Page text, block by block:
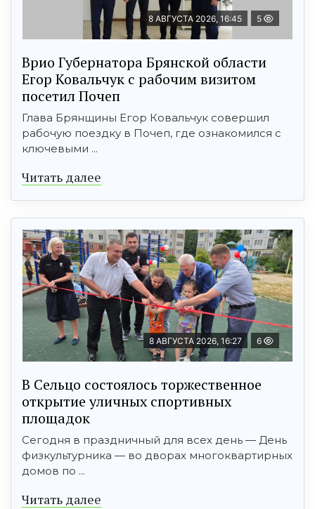
8 АВГУСТА 2026, 16:45 5
Врио Губернатора Брянской области
Егор Ковальчук с рабочим визитом
посетил Почеп
Глава Брянщины Егор Ковальчук совершил
рабочую поездку в Почеп, где ознакомился с
ключевыми ...
Читать далее
8 АВГУСТА 2026, 16:27 6
В Сельцо состоялось торжественное
открытие уличных спортивных
площадок
Сегодня в праздничный для всех день — День
физкультурника — во дворах многоквартирных
домов по ...
Читать далее